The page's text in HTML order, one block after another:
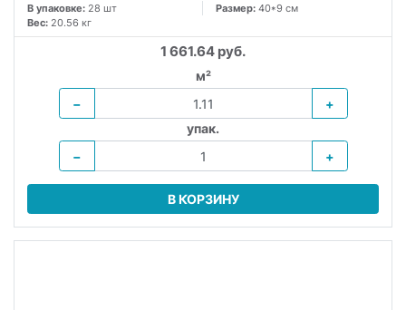
В упаковке: 28 шт Размер: 40*9 см
Вес: 20.56 кг
1 661.64 руб.
м²
−
+
упак.
−
+
В КОРЗИНУ